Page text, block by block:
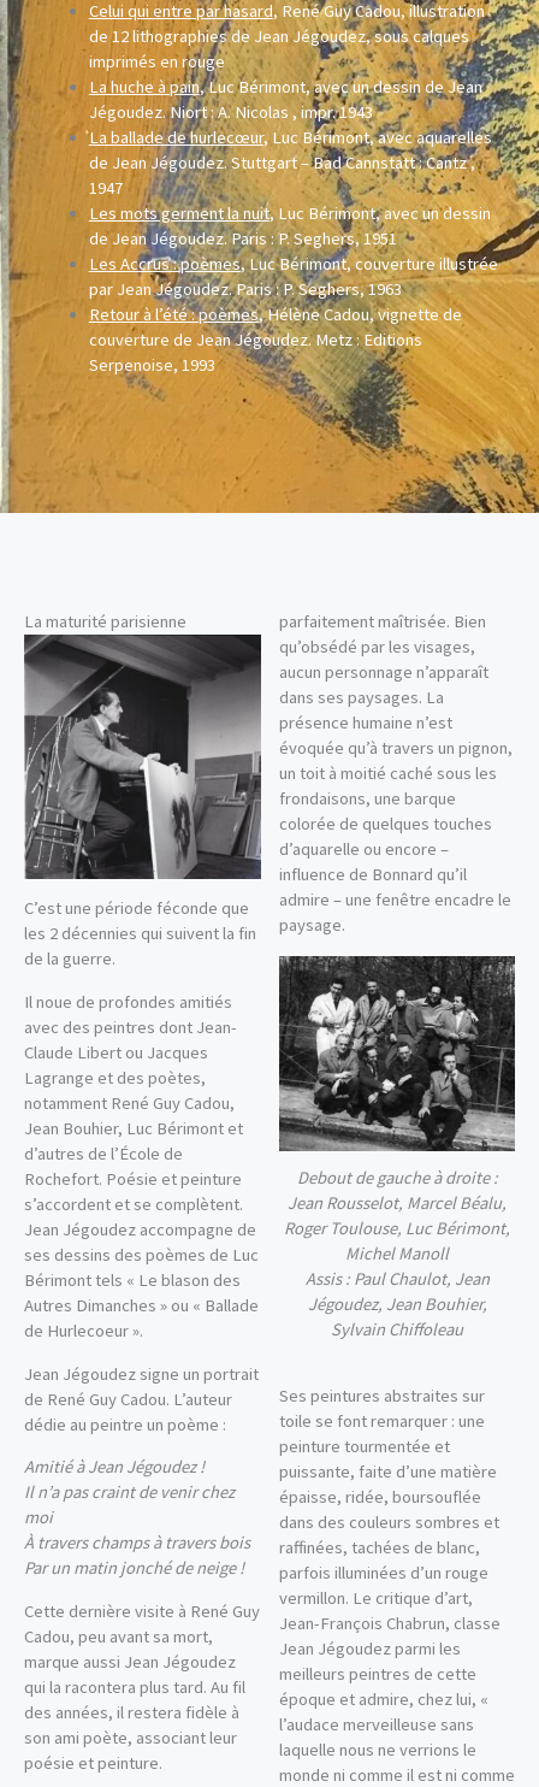
Celui qui entre par hasard, René Guy Cadou, illustration
de 12 lithographies de Jean Jégoudez, sous calques
imprimés en rouge
La huche à pain, Luc Bérimont, avec un dessin de Jean
Jégoudez. Niort : A. Nicolas , impr. 1943
La ballade de hurlecœur, Luc Bérimont, avec aquarelles
de Jean Jégoudez. Stuttgart – Bad Cannstatt : Cantz ,
1947
Les mots germent la nuit, Luc Bérimont, avec un dessin
de Jean Jégoudez. Paris : P. Seghers, 1951
Les Accrus : poèmes, Luc Bérimont, couverture illustrée
par Jean Jégoudez. Paris : P. Seghers, 1963
Retour à l’été : poèmes, Hélène Cadou, vignette de
couverture de Jean Jégoudez. Metz : Editions
Serpenoise, 1993
La maturité parisienne
C’est une période féconde que
les 2 décennies qui suivent la fin
de la guerre.
Il noue de profondes amitiés
avec des peintres dont Jean-
Claude Libert ou Jacques
Lagrange et des poètes,
notamment René Guy Cadou,
Jean Bouhier, Luc Bérimont et
d’autres de l’École de
Rochefort. Poésie et peinture
s’accordent et se complètent.
Jean Jégoudez accompagne de
ses dessins des poèmes de Luc
Bérimont tels « Le blason des
Autres Dimanches » ou « Ballade
de Hurlecoeur ».
Jean Jégoudez signe un portrait
de René Guy Cadou. L’auteur
dédie au peintre un poème :
Amitié à Jean Jégoudez !
Il n’a pas craint de venir chez
moi
À travers champs à travers bois
Par un matin jonché de neige !
Cette dernière visite à René Guy
Cadou, peu avant sa mort,
marque aussi Jean Jégoudez
qui la racontera plus tard. Au fil
des années, il restera fidèle à
son ami poète, associant leur
poésie et peinture.
parfaitement maîtrisée. Bien
qu’obsédé par les visages,
aucun personnage n’apparaît
dans ses paysages. La
présence humaine n’est
évoquée qu’à travers un pignon,
un toit à moitié caché sous les
frondaisons, une barque
colorée de quelques touches
d’aquarelle ou encore –
influence de Bonnard qu’il
admire – une fenêtre encadre le
paysage.
Debout de gauche à droite :
Jean Rousselot, Marcel Béalu,
Roger Toulouse, Luc Bérimont,
Michel Manoll
Assis : Paul Chaulot, Jean
Jégoudez, Jean Bouhier,
Sylvain Chiffoleau
Ses peintures abstraites sur
toile se font remarquer : une
peinture tourmentée et
puissante, faite d’une matière
épaisse, ridée, boursouflée
dans des couleurs sombres et
raffinées, tachées de blanc,
parfois illuminées d’un rouge
vermillon. Le critique d’art,
Jean-François Chabrun, classe
Jean Jégoudez parmi les
meilleurs peintres de cette
époque et admire, chez lui, «
l’audace merveilleuse sans
laquelle nous ne verrions le
monde ni comme il est ni comme